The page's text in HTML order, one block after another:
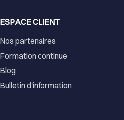
ESPACE CLIENT
Nos partenaires
Formation continue
Blog
Bulletin d'information